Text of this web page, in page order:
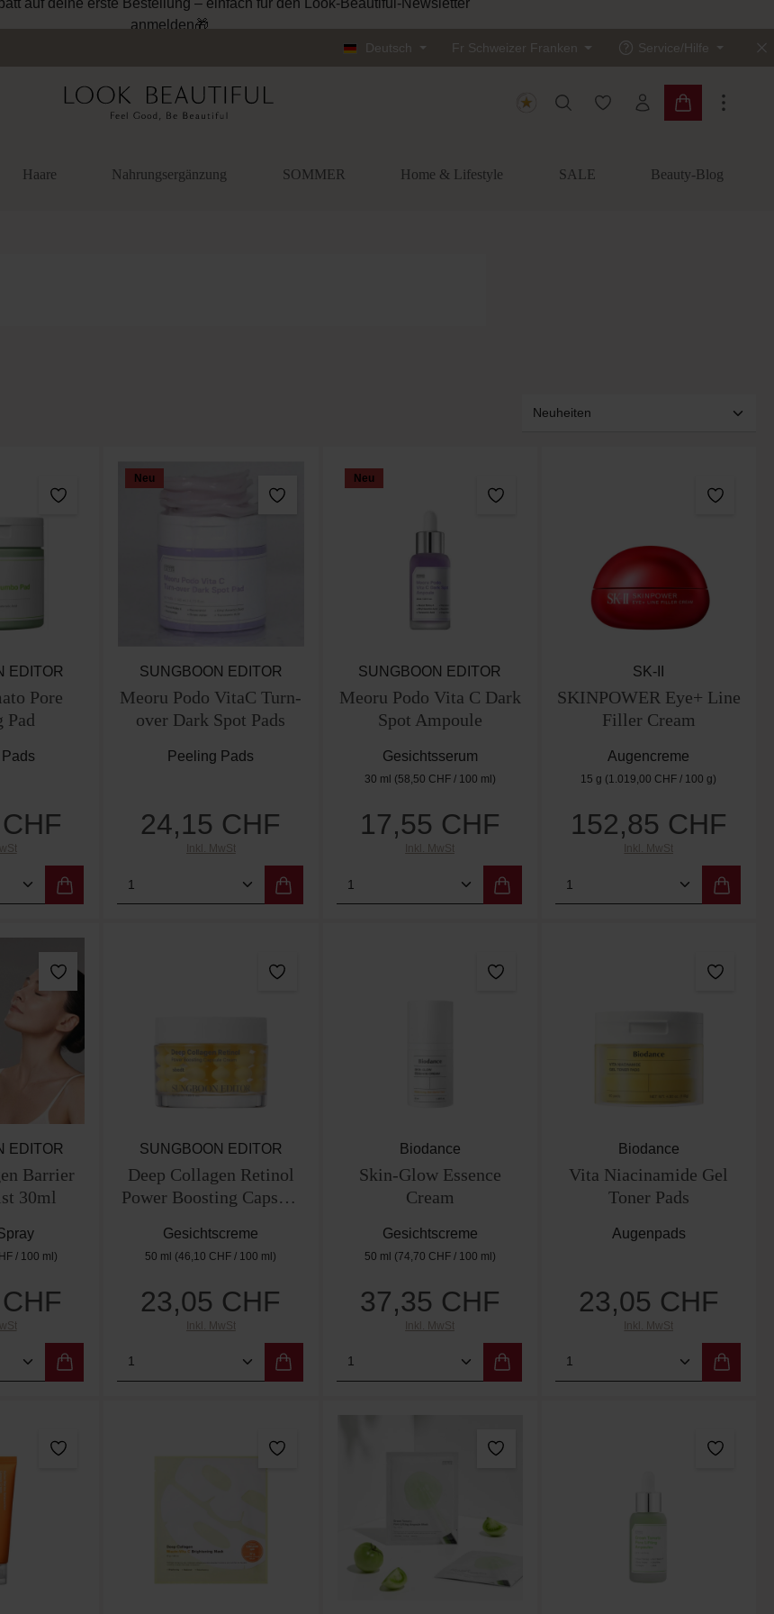
Deutsch Fr Schweizer Franken Service/Hilfe
Du hast 0 Produkte auf
Warenkorb
Haare Nahrungsergänzung SOMMER Home & Lifestyle SALE Beauty-Blog
EDITOR
Pore
Pad
Preis:
Gib den gewünschten Wert ein oder benutze die Schaltflächen um die
Neu
SUNGBOON EDITOR
Meoru Podo VitaC Turn-
over Dark Spot Pads
Peeling Pads
Regulärer Preis:
24,15 CHF
Inkl. MwSt
Produkt Anzahl: Gib den gewünschten Wert ein oder benutze die
Neu
SUNGBOON EDITOR
Meoru Podo Vita C Dark
Spot Ampoule
Gesichtsserum
30 ml (58,50 CHF / 100 ml)
Regulärer Preis:
17,55 CHF
Inkl. MwSt
Produkt Anzahl: Gib den gewünschten Wert
SK-II
SKINPOWER Eye+ Line
Filler Cream
Augencreme
15 g (1.019,00 CHF / 100 g)
Regulärer Preis:
152,85 CHF
Inkl. MwSt
Produkt Anzahl: Gib
EDITOR
Barrier
30ml
/ 100 ml)
Preis:
Gib den gewünschten Wert ein oder benutze die Schaltflächen um die
SUNGBOON EDITOR
Deep Collagen Retinol
Power Boosting Capsule
Gesichtscreme
50 ml (46,10 CHF / 100 ml)
Regulärer Preis:
23,05 CHF
Inkl. MwSt
Produkt Anzahl: Gib den gewünschten Wert ein oder benutze die
Biodance
Skin-Glow Essence
Cream
Gesichtscreme
50 ml (74,70 CHF / 100 ml)
Regulärer Preis:
37,35 CHF
Inkl. MwSt
Produkt Anzahl: Gib den gewünschten Wert
Biodance
Vita Niacinamide Gel
Toner Pads
Augenpads
Regulärer Preis:
23,05 CHF
Inkl. MwSt
Produkt Anzahl: Gib